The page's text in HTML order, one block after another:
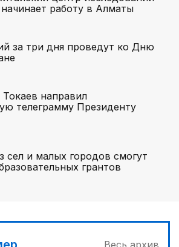
работу в Алматы
за три дня проведут ко Дню
направил
телеграмму Президенту
сел и малых городов смогут
грантов